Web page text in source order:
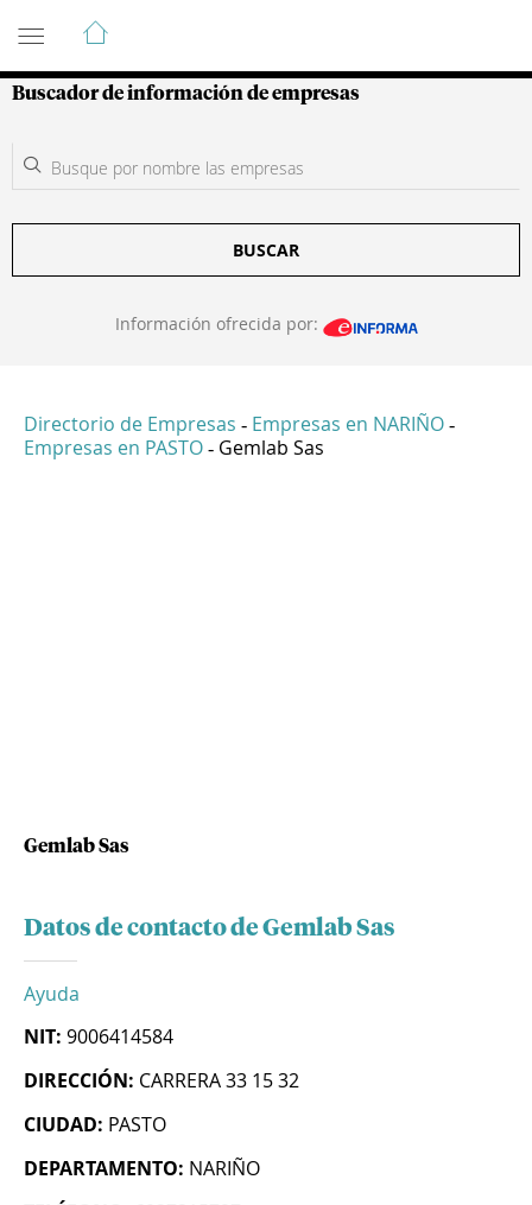
Guía de Empresas Colombianas
Buscador de información de empresas
BUSCAR
Información ofrecida por:
Directorio de Empresas - Empresas en NARIÑO -
Empresas en PASTO - Gemlab Sas
Gemlab Sas
Datos de contacto de Gemlab Sas
Ayuda
NIT: 9006414584
DIRECCIÓN: CARRERA 33 15 32
CIUDAD: PASTO
DEPARTAMENTO: NARIÑO